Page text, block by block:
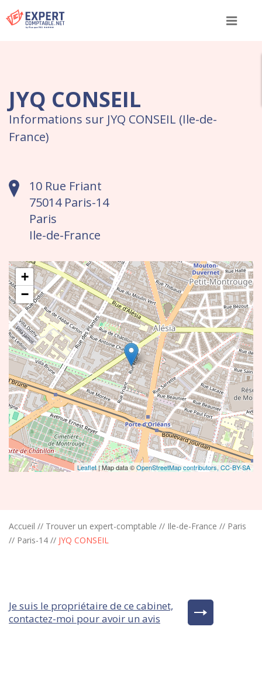
Menu
JYQ CONSEIL
Informations sur JYQ CONSEIL (Ile-de-
France)
10 Rue Friant
75014 Paris-14
Paris
Ile-de-France
+
−
Leaflet| Map data ©OpenStreetMap contributors,CC-BY-SA
Accueil // Trouver un expert-comptable // Ile-de-France // Paris
// Paris-14 // JYQ CONSEIL
Je suis le propriétaire de ce cabinet,
contactez-moi pour avoir un avis